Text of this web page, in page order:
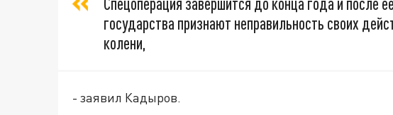
государства признают неправильность своих
колени,
- заявил Кадыров.